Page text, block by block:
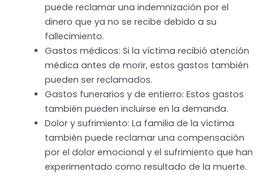
puede reclamar una indemnización por el
dinero que ya no se recibe debido a su
fallecimiento.
Gastos médicos: Si la víctima recibió atención
médica antes de morir, estos gastos también
pueden ser reclamados.
Gastos funerarios y de entierro: Estos gastos
también pueden incluirse en la demanda.
Dolor y sufrimiento: La familia de la víctima
también puede reclamar una compensación
por el dolor emocional y el sufrimiento que han
experimentado como resultado de la muerte.